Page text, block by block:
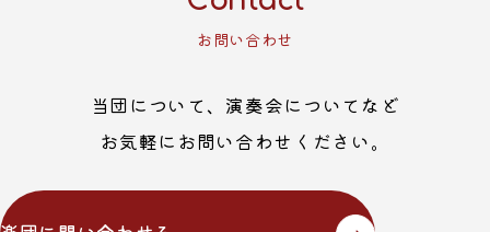
お問い合わせ
当団について、演奏会についてなど
お気軽にお問い合わせください。